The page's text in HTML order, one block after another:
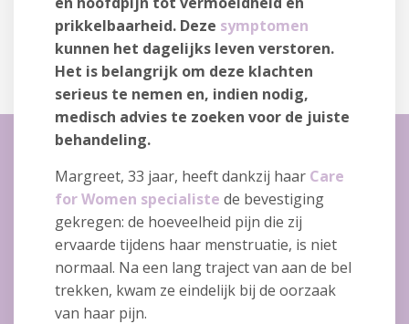
prikkelbaarheid. Deze symptomen
kunnen het dagelijks leven verstoren.
Het is belangrijk om deze klachten
serieus te nemen en, indien nodig,
medisch advies te zoeken voor de juiste
behandeling.
Margreet, 33 jaar, heeft dankzij haar Care
for Women specialiste de bevestiging
gekregen: de hoeveelheid pijn die zij
ervaarde tijdens haar menstruatie, is niet
normaal. Na een lang traject van aan de bel
trekken, kwam ze eindelijk bij de oorzaak
van haar pijn.